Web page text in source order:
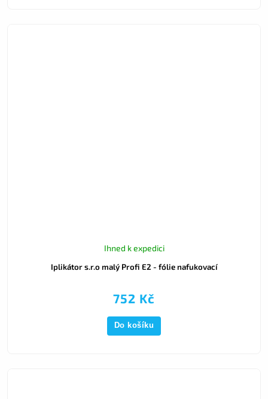
Iplikátor s.r.o malý Profi E2 - fólie nafukovací
Ihned k expedici
752 Kč
Do košíku